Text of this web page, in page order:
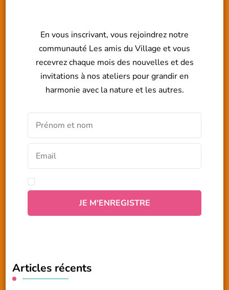
En vous inscrivant, vous rejoindrez notre
communauté Les amis du Village et vous
recevrez chaque mois des nouvelles et des
invitations à nos ateliers pour grandir en
harmonie avec la nature et les autres.
Articles récents